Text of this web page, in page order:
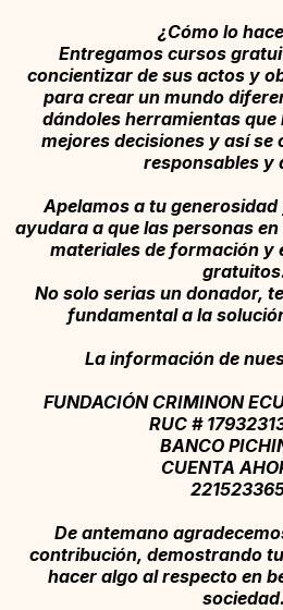
¿Cómo lo
Entregamos cursos
concientizar de sus actos y
para crear un mundo
dándoles herramientas
mejores decisiones y así se
responsables y
Apelamos a tu
ayudara a que las personas
materiales de formación y
No solo serias un donador,
fundamental a la
La información de
FUNDACIÓN CRIMINON
RUC #
BANCO
CUENTA
De antemano
contribución, demostrando
hacer algo al respecto en
sociedad.